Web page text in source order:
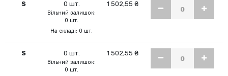
S 0 шт.
Вільний залишок:
0 шт.
На складі: 0 шт.
1 502,55 ₴
S 0 шт.
Вільний залишок:
0 шт.
1 502,55 ₴